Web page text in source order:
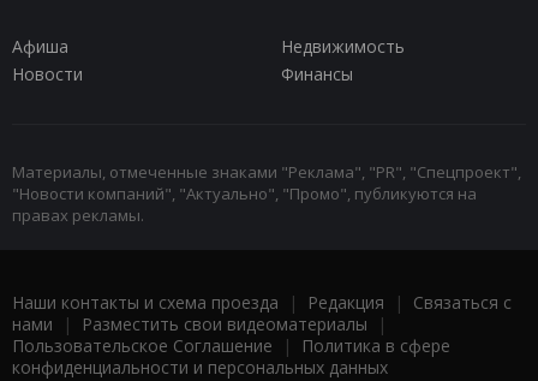
Афиша
Недвижимость
Новости
Финансы
Материалы, отмеченные знаками "Реклама", "PR", "Спецпроект",
"Новости компаний", "Актуально", "Промо", публикуются на
правах рекламы.
Наши контакты и схема проезда | Редакция | Связаться с
нами | Разместить свои видеоматериалы |
Пользовательское Соглашение |
Политика в сфере
конфиденциальности и персональных данных